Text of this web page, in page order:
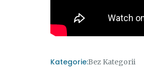
Kategorie:Bez Kategorii